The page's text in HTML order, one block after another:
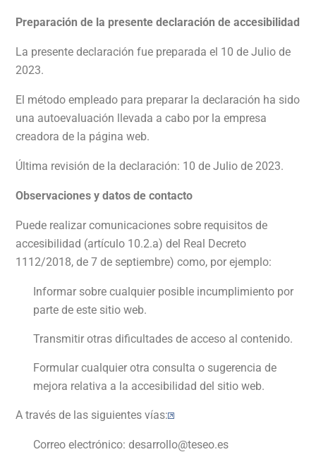
Preparación de la presente declaración de accesibilidad
La presente declaración fue preparada el 10 de Julio de
2023.
El método empleado para preparar la declaración ha sido
una autoevaluación llevada a cabo por la empresa
creadora de la página web.
Última revisión de la declaración: 10 de Julio de 2023.
Observaciones y datos de contacto
Puede realizar comunicaciones sobre requisitos de
accesibilidad (artículo 10.2.a) del Real Decreto
1112/2018, de 7 de septiembre) como, por ejemplo:
Informar sobre cualquier posible incumplimiento por
parte de este sitio web.
Transmitir otras dificultades de acceso al contenido.
Formular cualquier otra consulta o sugerencia de
mejora relativa a la accesibilidad del sitio web.
A través de las siguientes vías:
Correo electrónico: desarrollo@teseo.es